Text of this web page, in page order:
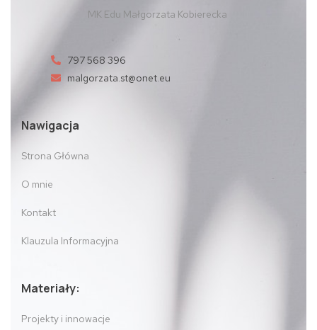
MK Edu Małgorzata Kobierecka
797 568 396
malgorzata.st@onet.eu
Nawigacja
Strona Główna
O mnie
Kontakt
Klauzula Informacyjna
Materiały:
Projekty i innowacje